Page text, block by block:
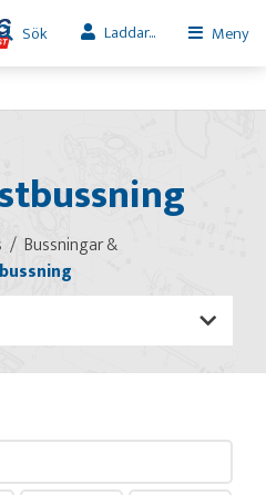
Sök Laddar... Meny
Bussningar &